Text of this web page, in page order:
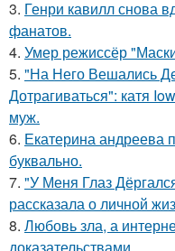
3. Генри кавилл снова
фанатов.
4. Умер режиссёр
5. "На Него Вешались
Дотрагиваться": катя
муж.
6. Екатерина андреева
буквально.
7. "У Меня Глаз
рассказала о личной
8. Любовь зла, а